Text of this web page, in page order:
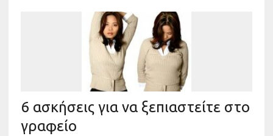
6 ασκήσεις για να ξεπιαστείτε στο
γραφείο